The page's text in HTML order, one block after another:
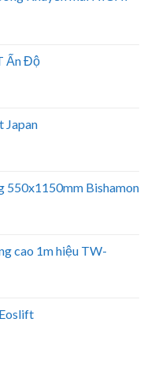
Ấn Độ
Japan
550x1150mm Bishamon
cao 1m hiệu TW-